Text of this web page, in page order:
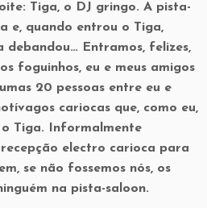
Tiga, o DJ gringo. A pista-
e, quando entrou o Tiga,
debandou… Entramos, felizes,
foguinhos, eu e meus amigos
20 pessoas entre eu e
cariocas que, como eu,
o Tiga. Informalmente
electro carioca para
se não fossemos nós, os
na pista-saloon.